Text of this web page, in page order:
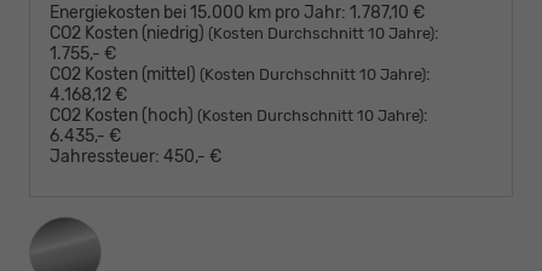
Energiekosten bei 15.000 km pro Jahr: 1.787,10 €
CO2 Kosten (niedrig) (Kosten Durchschnitt 10 Jahre):
1.755,- €
CO2 Kosten (mittel) (Kosten Durchschnitt 10 Jahre):
4.168,12 €
CO2 Kosten (hoch) (Kosten Durchschnitt 10 Jahre):
6.435,- €
Jahressteuer: 450,- €